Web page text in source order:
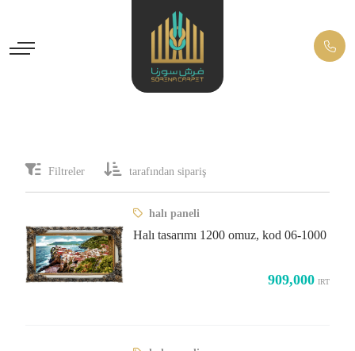
Filtreler tarafından sipariş
halı paneli
Halı tasarımı 1200 omuz, kod 06-1000
909,000 IRT